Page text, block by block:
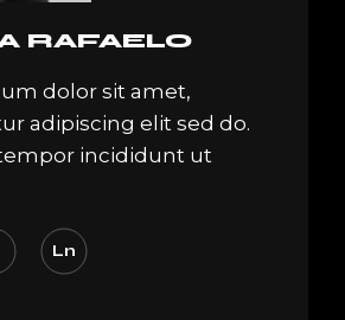
RAFAELO
dolor sit amet,
adipiscing elit sed do.
incididunt ut
Ln